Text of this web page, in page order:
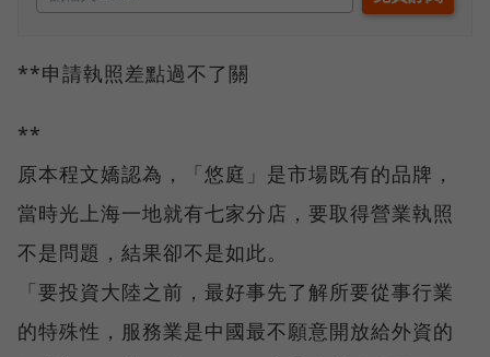
**申請執照差點過不了關
**
原本程文嬌認為，「悠庭」是市場既有的品牌，
當時光上海一地就有七家分店，要取得營業執照
不是問題，結果卻不是如此。
「要投資大陸之前，最好事先了解所要從事行業
的特殊性，服務業是中國最不願意開放給外資的